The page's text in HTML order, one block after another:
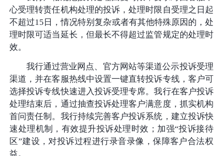
心受理转责任机构处理的投诉，处理时限自受理之日起
不超过15日，情况特别复杂或者有其他特殊原因的，处
理时限可适当延长，但最长不得超过监管规定的处理时
效。
我行通过营业网点、官方网站等渠道公示投诉受理
渠道，并在客服热线中设置一键直转投诉专线，客户可
选择投诉专线快速进入投诉受理专席。我行在客户投诉
处理结束后，通过抽查投诉处理客户满意度，抓实机构
首问责任制。我行持续完善客户投诉系统，建立投诉快
速处理机制，有效提升投诉处理时效；加强“投诉接待
区”建设，对投诉过程进行录音录像，保障客户合法权
益。